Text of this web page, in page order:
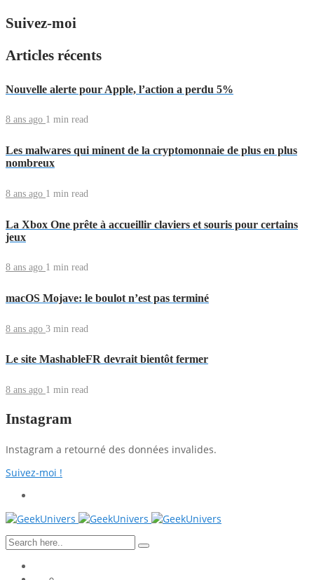
Suivez-moi
Articles récents
Nouvelle alerte pour Apple, l’action a perdu 5%
8 ans ago 1 min read
Les malwares qui minent de la cryptomonnaie de plus en plus
nombreux
8 ans ago 1 min read
La Xbox One prête à accueillir claviers et souris pour certains
jeux
8 ans ago 1 min read
macOS Mojave: le boulot n’est pas terminé
8 ans ago 3 min read
Le site MashableFR devrait bientôt fermer
8 ans ago 1 min read
Instagram
Instagram a retourné des données invalides.
Suivez-moi !